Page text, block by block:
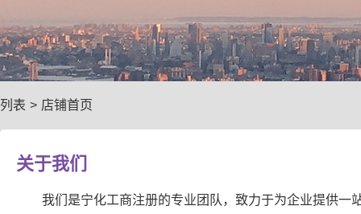
列表 > 店铺首页
关于我们
我们是宁化工商注册的专业团队，致力于为企业提供一